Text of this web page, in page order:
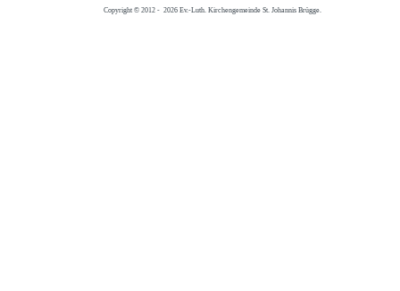
Copyright © 2012 - 2026 Ev.-Luth. Kirchengemeinde St. Johannis Brügge.